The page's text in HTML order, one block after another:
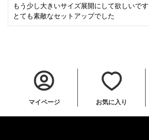
もう少し大きいサイズ展開にして欲しいです
とても素敵なセットアップでした
マイページ お気に入り